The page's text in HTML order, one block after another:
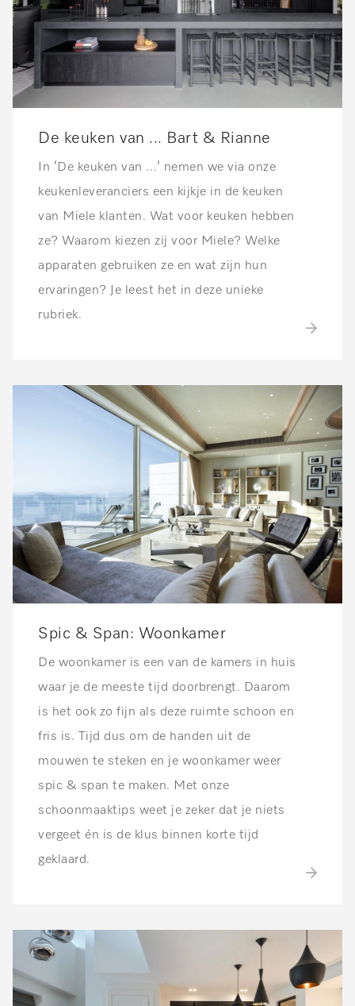
De keuken van ... Bart & Rianne
In ‘De keuken van …’ nemen we via onze
keukenleveranciers een kijkje in de keuken
van Miele klanten. Wat voor keuken hebben
ze? Waarom kiezen zij voor Miele? Welke
apparaten gebruiken ze en wat zijn hun
ervaringen? Je leest het in deze unieke
rubriek.
Spic & Span: Woonkamer
De woonkamer is een van de kamers in huis
waar je de meeste tijd doorbrengt. Daarom
is het ook zo fijn als deze ruimte schoon en
fris is. Tijd dus om de handen uit de
mouwen te steken en je woonkamer weer
spic & span te maken. Met onze
schoonmaaktips weet je zeker dat je niets
vergeet én is de klus binnen korte tijd
geklaard.